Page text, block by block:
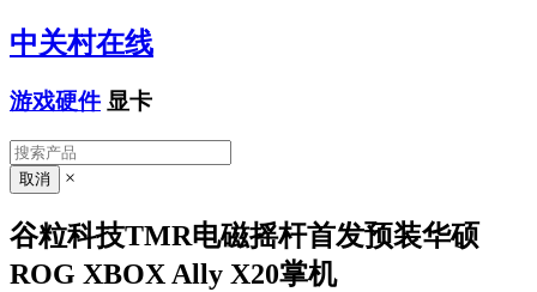
中关村在线
游戏硬件 显卡
×
谷粒科技TMR电磁摇杆首发预装华硕
ROG XBOX Ally X20掌机